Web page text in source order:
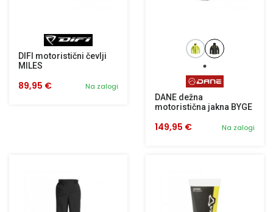
DIFI motoristični čevlji
MILES
Na zalogi
89,95 €
DANE dežna
motoristična jakna BYGE
Na zalogi
149,95 €